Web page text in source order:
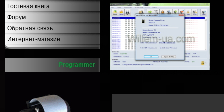
Гостевая книга
Форум
Обратная связь
Интернет-магазин
Programmer